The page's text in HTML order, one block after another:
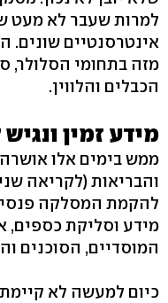
למרות שעבר לא מעט
אינטרסנטיים שונים.
מזה בתחומי הסלולר,
הכבלים והלווין.
מידע זמין
ממש בימים אלו
והבריאות (לקריאה
להקמת המסלקה
מידע וסליקת
המוסדיים, הסוכנים
כיום למעשה לא